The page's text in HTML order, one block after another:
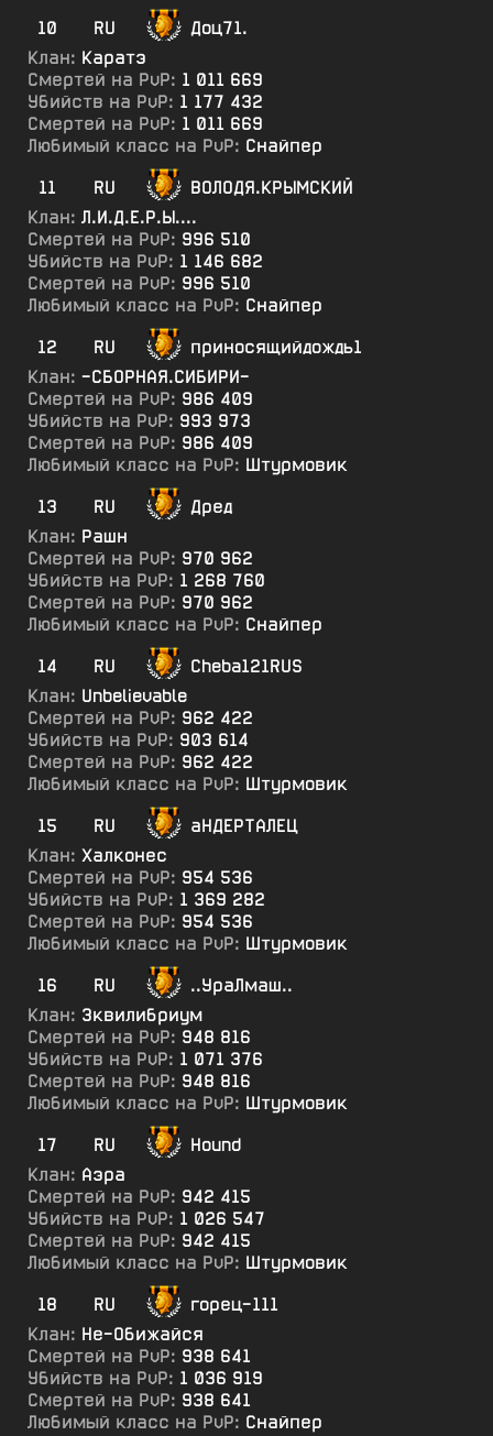
10
RU
Доц71.
Клан: Каратэ
Смертей на PvP: 1 011 669
Убийств на PvP: 1 177 432
Смертей на PvP: 1 011 669
Любимый класс на PvP: Снайпер
11
RU
ВОЛОДЯ.КРЫМСКИЙ
Клан: Л.И.Д.Е.Р.Ы....
Смертей на PvP: 996 510
Убийств на PvP: 1 146 682
Смертей на PvP: 996 510
Любимый класс на PvP: Снайпер
12
RU
приносящийдождь1
Клан: -СБОРНАЯ.СИБИРИ-
Смертей на PvP: 986 409
Убийств на PvP: 993 973
Смертей на PvP: 986 409
Любимый класс на PvP: Штурмовик
13
RU
Дред
Клан: Рашн
Смертей на PvP: 970 962
Убийств на PvP: 1 268 760
Смертей на PvP: 970 962
Любимый класс на PvP: Снайпер
14
RU
Cheba121RUS
Клан: Unbelievable
Смертей на PvP: 962 422
Убийств на PvP: 903 614
Смертей на PvP: 962 422
Любимый класс на PvP: Штурмовик
15
RU
аНДЕРТАЛЕЦ
Клан: Халконес
Смертей на PvP: 954 536
Убийств на PvP: 1 369 282
Смертей на PvP: 954 536
Любимый класс на PvP: Штурмовик
16
RU
..УраЛмаш..
Клан: 3квилибриум
Смертей на PvP: 948 816
Убийств на PvP: 1 071 376
Смертей на PvP: 948 816
Любимый класс на PvP: Штурмовик
17
RU
Hound
Клан: Аэра
Смертей на PvP: 942 415
Убийств на PvP: 1 026 547
Смертей на PvP: 942 415
Любимый класс на PvP: Штурмовик
18
RU
горец-111
Клан: Не-Обижайся
Смертей на PvP: 938 641
Убийств на PvP: 1 036 919
Смертей на PvP: 938 641
Любимый класс на PvP: Снайпер